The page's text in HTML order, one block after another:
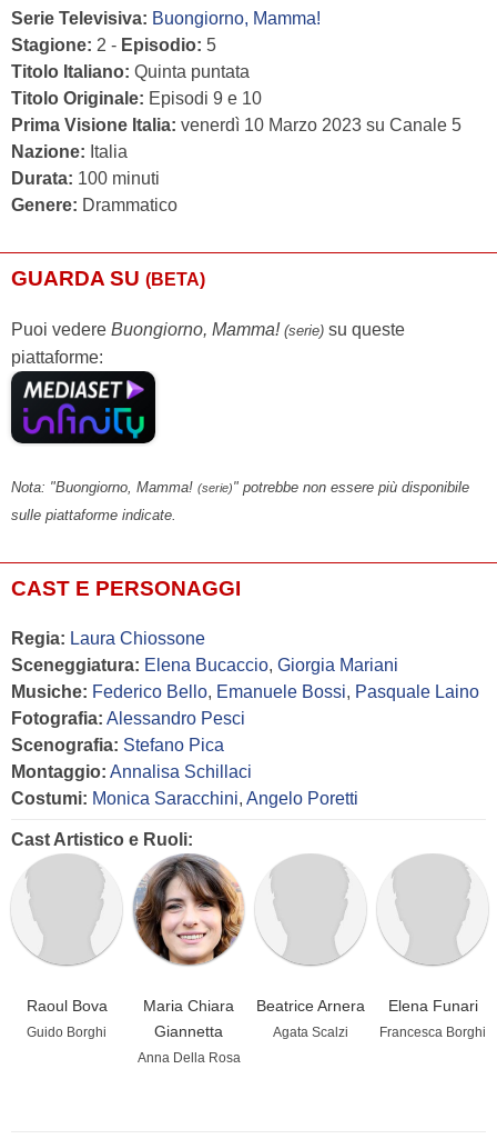
Serie Televisiva: Buongiorno, Mamma!
Stagione: 2 - Episodio: 5
Titolo Italiano: Quinta puntata
Titolo Originale: Episodi 9 e 10
Prima Visione Italia: venerdì 10 Marzo 2023 su Canale 5
Nazione: Italia
Durata: 100 minuti
Genere: Drammatico
GUARDA SU (BETA)
Puoi vedere Buongiorno, Mamma! (serie) su queste
piattaforme:
Nota: "Buongiorno, Mamma! (serie)" potrebbe non essere più disponibile
sulle piattaforme indicate.
CAST E PERSONAGGI
Regia: Laura Chiossone
Sceneggiatura: Elena Bucaccio, Giorgia Mariani
Musiche: Federico Bello, Emanuele Bossi, Pasquale Laino
Fotografia: Alessandro Pesci
Scenografia: Stefano Pica
Montaggio: Annalisa Schillaci
Costumi: Monica Saracchini, Angelo Poretti
Cast Artistico e Ruoli:
Raoul Bova
Guido Borghi
Maria Chiara
Giannetta
Anna Della Rosa
Beatrice Arnera
Agata Scalzi
Elena Funari
Francesca Borghi